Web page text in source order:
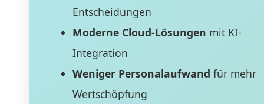
Entscheidungen
Moderne Cloud-Lösungen mit KI-
Integration
Weniger Personalaufwand für mehr
Wertschöpfung